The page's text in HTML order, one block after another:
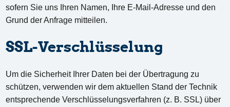
sofern Sie uns Ihren Namen, Ihre E-Mail-Adresse und den
Grund der Anfrage mitteilen.
SSL-Verschlüsselung
Um die Sicherheit Ihrer Daten bei der Übertragung zu
schützen, verwenden wir dem aktuellen Stand der Technik
entsprechende Verschlüsselungsverfahren (z. B. SSL) über